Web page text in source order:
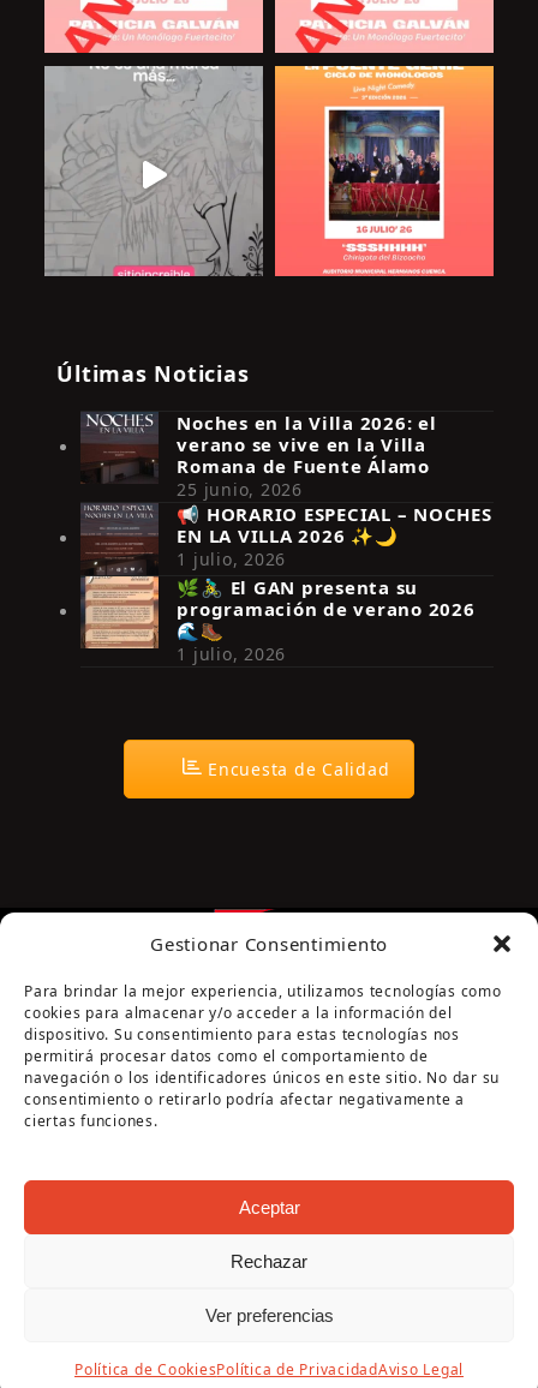
Gestionar Consentimiento
Para brindar la mejor experiencia, utilizamos tecnologías como
cookies para almacenar y/o acceder a la información del
dispositivo. Su consentimiento para estas tecnologías nos
permitirá procesar datos como el comportamiento de
navegación o los identificadores únicos en este sitio. No dar su
consentimiento o retirarlo podría afectar negativamente a
ciertas funciones.
Aceptar
Rechazar
Ver preferencias
Política de CookiesPolítica de PrivacidadAviso Legal
Síguenos en Instagram
Últimas Noticias
Noches en la Villa 2026: el
verano se vive en la Villa
Romana de Fuente Álamo
25 junio, 2026
📢 HORARIO ESPECIAL – NOCHES
EN LA VILLA 2026 ✨🌙
1 julio, 2026
🌿🚴‍♂️ El GAN presenta su
programación de verano 2026
🌊🥾
1 julio, 2026
Encuesta de Calidad
Página cofinanciada por la Diputación de Córdoba
Copyright Oficina de Turismo - Ayuntamiento de
Aviso Legal|Política de Privacidad|Política de